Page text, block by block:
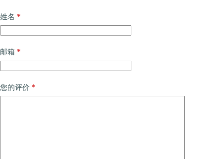
姓名 *
邮箱 *
您的评价 *